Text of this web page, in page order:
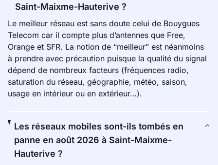
Saint-Maixme-Hauterive ?
Le meilleur réseau est sans doute celui de Bouygues
Telecom car il compte plus d’antennes que Free,
Orange et SFR. La notion de “meilleur” est néanmoins
à prendre avec précaution puisque la qualité du signal
dépend de nombreux facteurs (fréquences radio,
saturation du réseau, géographie, météo, saison,
usage en intérieur ou en extérieur…).
Les réseaux mobiles sont-ils tombés en
panne en août 2026 à Saint-Maixme-
Hauterive ?